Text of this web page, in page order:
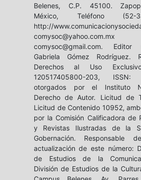
Belenes, C.P. 45100.
México, Teléfono (52-
http://
comysoc@gmail.com. Editor
Gabriela Gómez Rodríguez.
Derechos al Uso
120517405800-203, ISSN:
otorgados por el Instituto
Derecho de Autor. Licitud de
Licitud de Contenido 10952,
por la Comisión Calificadora de
y Revistas Ilustradas de la
Gobernación. Responsable
actualización de este número:
de Estudios de la
División de Estudios de la